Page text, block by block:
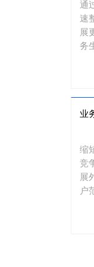
通
速
展
务
业
缩
竞
展
户